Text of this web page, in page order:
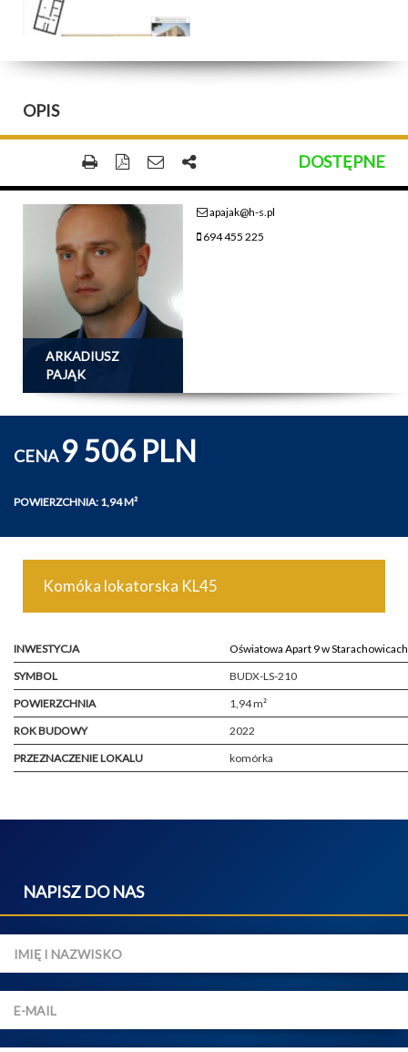
OPIS
DOSTĘPNE
ARKADIUSZ
PAJĄK
apajak@h-s.pl
694 455 225
CENA9 506 PLN
POWIERZCHNIA: 1,94 M²
Komóka lokatorska KL45
INWESTYCJA
Oświatowa Apart 9 w Starachowicach
SYMBOL
BUDX-LS-210
POWIERZCHNIA
1,94 m²
ROK BUDOWY
2022
PRZEZNACZENIE LOKALU
komórka
NAPISZ DO NAS